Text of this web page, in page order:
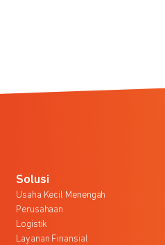
Solusi
Usaha Kecil Menengah
Perusahaan
Logistik
Layanan Finansial